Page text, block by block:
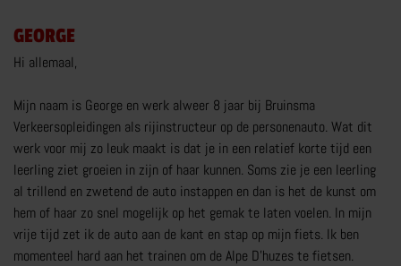
GEORGE
Hi allemaal,
Mijn naam is George en werk alweer 8 jaar bij Bruinsma
Verkeersopleidingen als rijinstructeur op de personenauto. Wat dit
werk voor mij zo leuk maakt is dat je in een relatief korte tijd een
leerling ziet groeien in zijn of haar kunnen. Soms zie je een leerling
al trillend en zwetend de auto instappen en dan is het de kunst om
hem of haar zo snel mogelijk op het gemak te laten voelen. In mijn
vrije tijd zet ik de auto aan de kant en stap op mijn fiets. Ik ben
momenteel hard aan het trainen om de Alpe D’huzes te fietsen.
MOTORRIJBEWIJS
VOERTUIGBEHEERSING
VERKEERSDEELNEMING
MEER OVER MOTORRIJBEWIJS